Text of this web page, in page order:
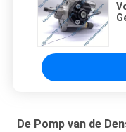
De Pomp van de